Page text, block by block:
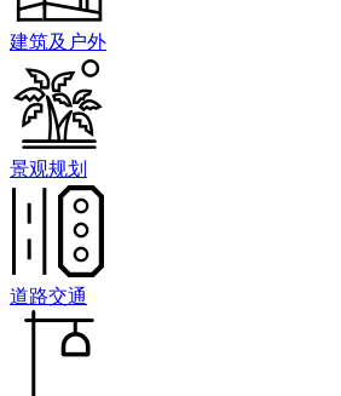
建筑及户外
景观规划
道路交通